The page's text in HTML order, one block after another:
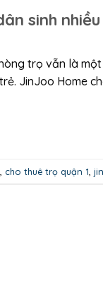
sinh
trọ vẫn là
JinJoo Home
cho thuê trọ quận 1